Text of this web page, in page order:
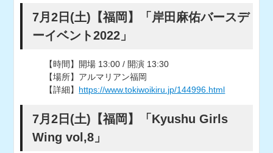
7月2日(土)【福岡】「岸田麻佑バースデ
ーイベント2022」
【時間】開場 13:00 / 開演 13:30
【場所】 アルマリアン福岡
【詳細】 https://www.tokiwoikiru.jp/144996.html
7月2日(土)【福岡】「Kyushu Girls
Wing vol,8」